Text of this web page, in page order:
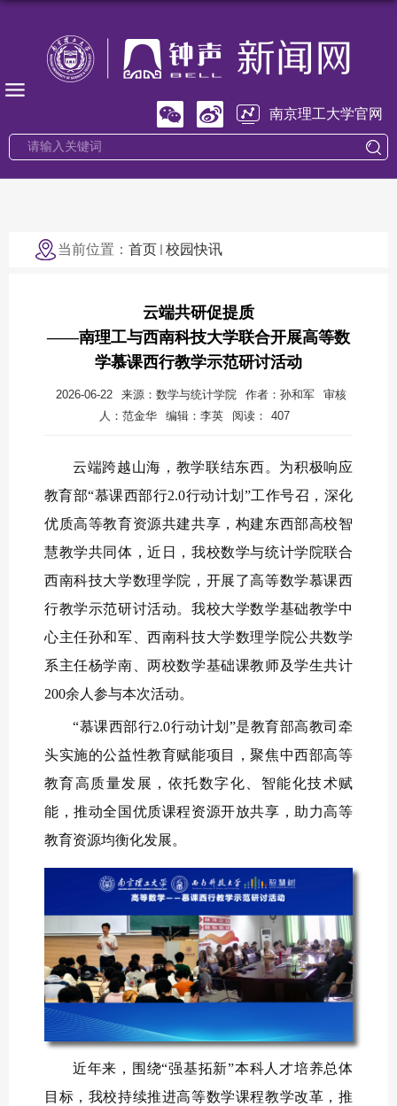
南京理工大学官网
当前位置： 首页 校园快讯
云端共研促提质
——南理工与西南科技大学联合开展高等数
学慕课西行教学示范研讨活动
2026-06-22 来源：数学与统计学院 作者：孙和军
审核
人：范金华
编辑：李英 阅读： 407
云端跨越山海，教学联结东西。为积极响应
教育部“慕课西部行2.0行动计划”工作号召，深化
优质高等教育资源共建共享，构建东西部高校智
慧教学共同体，近日，我校数学与统计学院联合
西南科技大学数理学院，开展了高等数学慕课西
行教学示范研讨活动。我校大学数学基础教学中
心主任孙和军、西南科技大学数理学院公共数学
系主任杨学南、两校数学基础课教师及学生共计
200余人参与本次活动。
“慕课西部行2.0行动计划”是教育部高教司牵
头实施的公益性教育赋能项目，聚焦中西部高等
教育高质量发展，依托数字化、智能化技术赋
能，推动全国优质课程资源开放共享，助力高等
教育资源均衡化发展。
近年来，围绕“强基拓新”本科人才培养总体
目标，我校持续推进高等数学课程教学改革，推